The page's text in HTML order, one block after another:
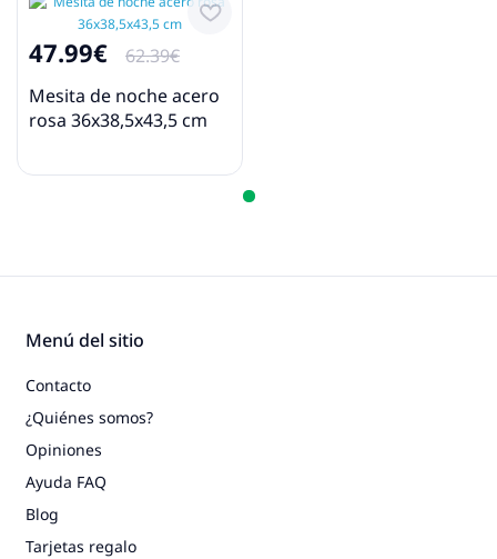
47.99€
62.39€
Mesita de noche acero
rosa 36x38,5x43,5 cm
Menú del sitio
Contacto
¿Quiénes somos?
Opiniones
Ayuda FAQ
Blog
Tarjetas regalo